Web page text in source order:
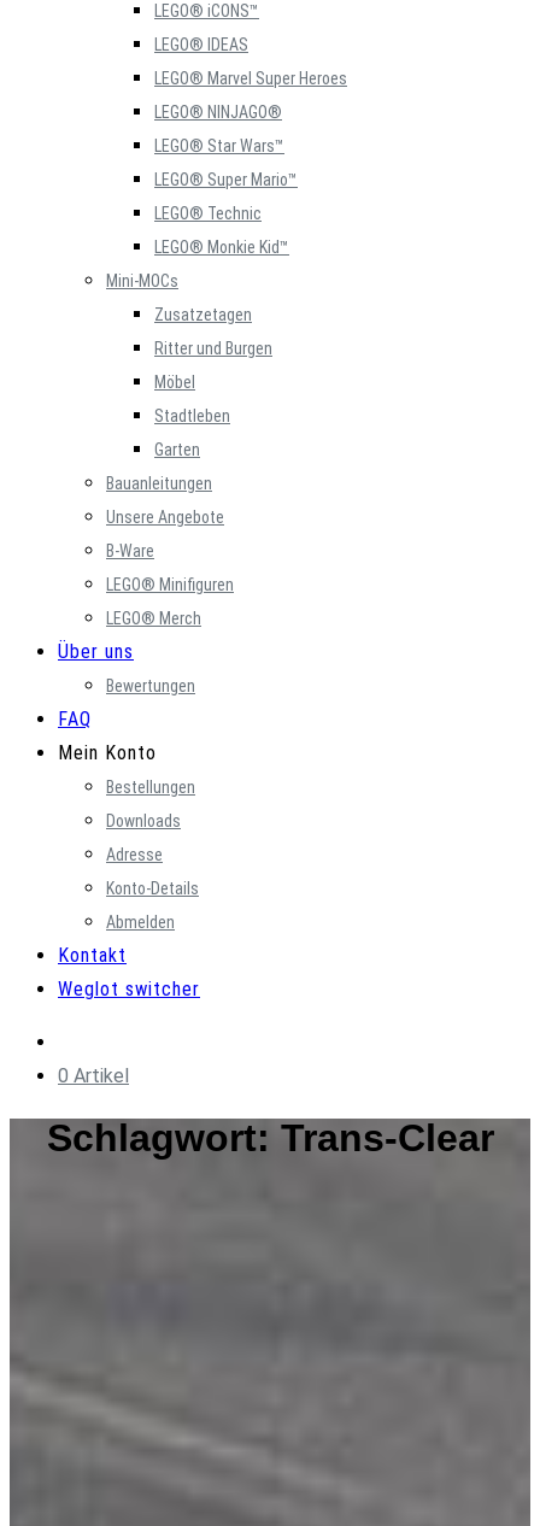
LEGO® iCONS™
LEGO® IDEAS
LEGO® Marvel Super Heroes
LEGO® NINJAGO®
LEGO® Star Wars™
LEGO® Super Mario™
LEGO® Technic
LEGO® Monkie Kid™
Mini-MOCs
Zusatzetagen
Ritter und Burgen
Möbel
Stadtleben
Garten
Bauanleitungen
Unsere Angebote
B-Ware
LEGO® Minifiguren
LEGO® Merch
Über uns
Bewertungen
FAQ
Mein Konto
Bestellungen
Downloads
Adresse
Konto-Details
Abmelden
Kontakt
Weglot switcher
0 Artikel
Schlagwort: Trans-Clear